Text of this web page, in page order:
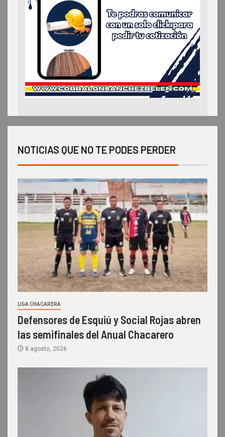
NOTICIAS QUE NO TE PODES PERDER
LIGA CHACARERA
Defensores de Esquiú y Social Rojas abren
las semifinales del Anual Chacarero
8 agosto, 2026